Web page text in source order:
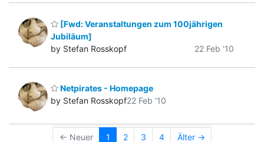
[Fwd: Veranstaltungen zum 100jährigen
Jubiläum]
by Stefan Rosskopf
22 Feb '10
Netpirates - Homepage
by Stefan Rosskopf22 Feb '10
← Neuer 1 2 3 4 Älter →